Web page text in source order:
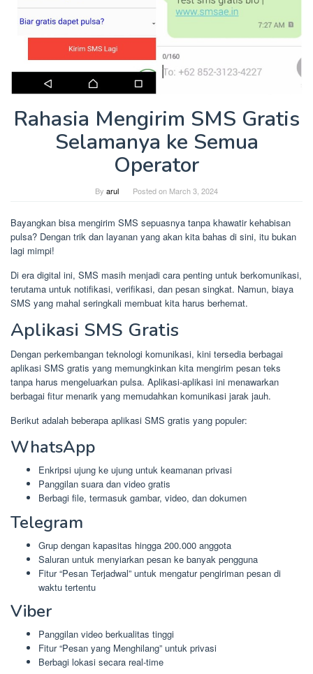
Rahasia Mengirim SMS Gratis
Selamanya ke Semua
Operator
By arul Posted on March 3, 2024
Bayangkan bisa mengirim SMS sepuasnya tanpa khawatir kehabisan
pulsa? Dengan trik dan layanan yang akan kita bahas di sini, itu bukan
lagi mimpi!
Di era digital ini, SMS masih menjadi cara penting untuk berkomunikasi,
terutama untuk notifikasi, verifikasi, dan pesan singkat. Namun, biaya
SMS yang mahal seringkali membuat kita harus berhemat.
Aplikasi SMS Gratis
Dengan perkembangan teknologi komunikasi, kini tersedia berbagai
aplikasi SMS gratis yang memungkinkan kita mengirim pesan teks
tanpa harus mengeluarkan pulsa. Aplikasi-aplikasi ini menawarkan
berbagai fitur menarik yang memudahkan komunikasi jarak jauh.
Berikut adalah beberapa aplikasi SMS gratis yang populer:
WhatsApp
Enkripsi ujung ke ujung untuk keamanan privasi
Panggilan suara dan video gratis
Berbagi file, termasuk gambar, video, dan dokumen
Telegram
Grup dengan kapasitas hingga 200.000 anggota
Saluran untuk menyiarkan pesan ke banyak pengguna
Fitur “Pesan Terjadwal” untuk mengatur pengiriman pesan di
waktu tertentu
Viber
Panggilan video berkualitas tinggi
Fitur “Pesan yang Menghilang” untuk privasi
Berbagi lokasi secara real-time